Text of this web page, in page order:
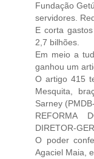
Fundação
servidores.
E corta
2,7 bilhões.
Em meio a
ganhou um
O artigo 415
Mesquita,
Sarney
REFORMA
DIRETOR-
O poder
Agaciel Maia,